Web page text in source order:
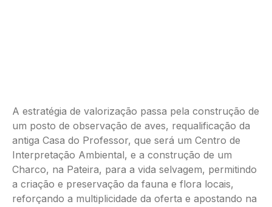
A estratégia de valorização passa pela construção de
um posto de observação de aves, requalificação da
antiga Casa do Professor, que será um Centro de
Interpretação Ambiental, e a construção de um
Charco, na Pateira, para a vida selvagem, permitindo
a criação e preservação da fauna e flora locais,
reforçando a multiplicidade da oferta e apostando na